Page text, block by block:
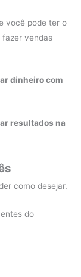
você pode ter o
fazer vendas
dinheiro com
resultados na
como desejar.
do